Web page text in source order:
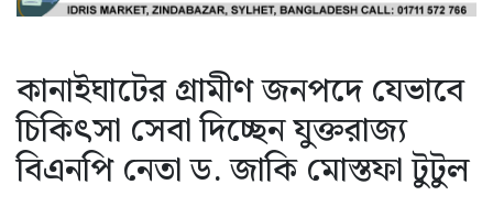
কানাইঘাটের গ্রামীণ জনপদে যেভাবে
চিকিৎসা সেবা দিচ্ছেন যুক্তরাজ্য
বিএনপি নেতা ড. জাকি মোস্তফা টুটুল